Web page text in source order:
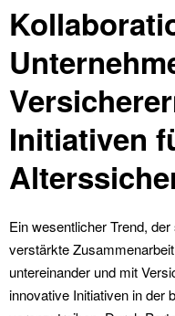
Initiativen
Ein wesentlicher Trend,
verstärkte
untereinander und mit
innovative Initiativen in der